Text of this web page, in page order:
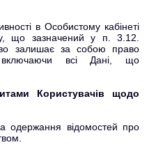
в Особистому кабінеті
що зазначений у п. 3.12.
залишає за собою право
включаючи всі Дані, що
Користувачів щодо
одержання відомостей про